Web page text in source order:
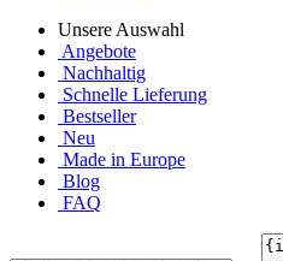
Unsere Auswahl
Angebote
Nachhaltig
Schnelle Lieferung
Bestseller
Neu
Made in Europe
Blog
FAQ